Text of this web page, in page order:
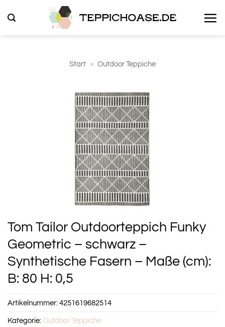
Inhalt
Start » Outdoor Teppiche
Tom Tailor Outdoorteppich Funky
Geometric – schwarz –
Synthetische Fasern – Maße (cm):
B: 80 H: 0,5
Artikelnummer:4251619682514
Kategorie:Outdoor Teppiche